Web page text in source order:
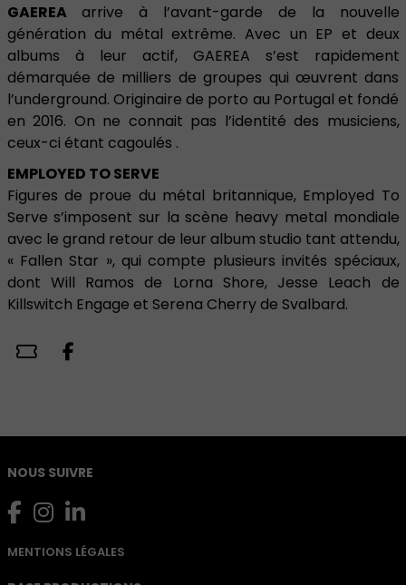
GAEREAarrive à l’avant-garde de la nouvelle
génération du métal extrême. Avec un EP et deux
albums à leur actif, GAEREA s’est rapidement
démarquée de milliers de groupes qui œuvrent dans
l’underground. Originaire de porto au Portugal et fondé
en 2016. On ne connait pas l’identité des musiciens,
ceux-ci étant cagoulés .
EMPLOYED TO SERVE
Figures de proue du métal britannique, Employed To
Serve s’imposent sur la scène heavy metal mondiale
avec le grand retour de leur album studio tant attendu,
« Fallen Star », qui compte plusieurs invités spéciaux,
dont Will Ramos de Lorna Shore, Jesse Leach de
Killswitch Engage et Serena Cherry de Svalbard.
NOUS SUIVRE
MENTIONS LÉGALES